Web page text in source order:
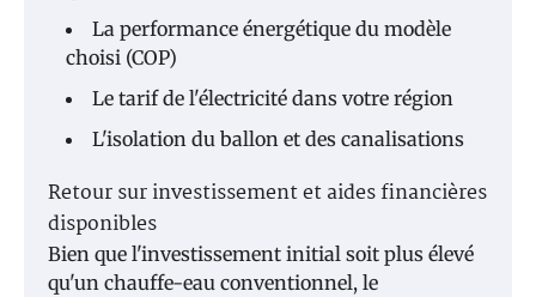
La performance énergétique du modèle
choisi (COP)
Le tarif de l'électricité dans votre région
L'isolation du ballon et des canalisations
Retour sur investissement et aides financières
disponibles
Bien que l'investissement initial soit plus élevé
qu'un chauffe-eau conventionnel, le